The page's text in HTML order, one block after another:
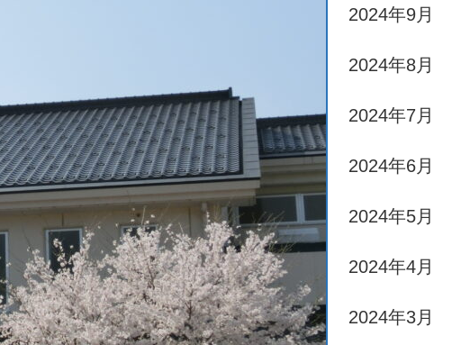
2024年9月
2024年8月
2024年7月
2024年6月
2024年5月
2024年4月
2024年3月